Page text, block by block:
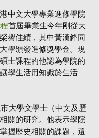
中文大學專業進修學院
首屆畢業生今年剛從大
譽佳績，其中黃漢鋒同
學頒發進修獎學金。現
士課程的他認為學院的
學生活用知識於生活
大學文學士（中文及歷
關的研究。他表示學院
握歷史相關的課題，還